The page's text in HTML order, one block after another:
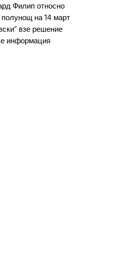
Филип относно
полунощ на 14 март
взе решение
информация